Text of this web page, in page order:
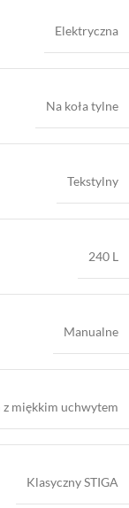
Elektryczna
Na koła tylne
Tekstylny
240 L
Manualne
z miękkim uchwytem
Klasyczny STIGA